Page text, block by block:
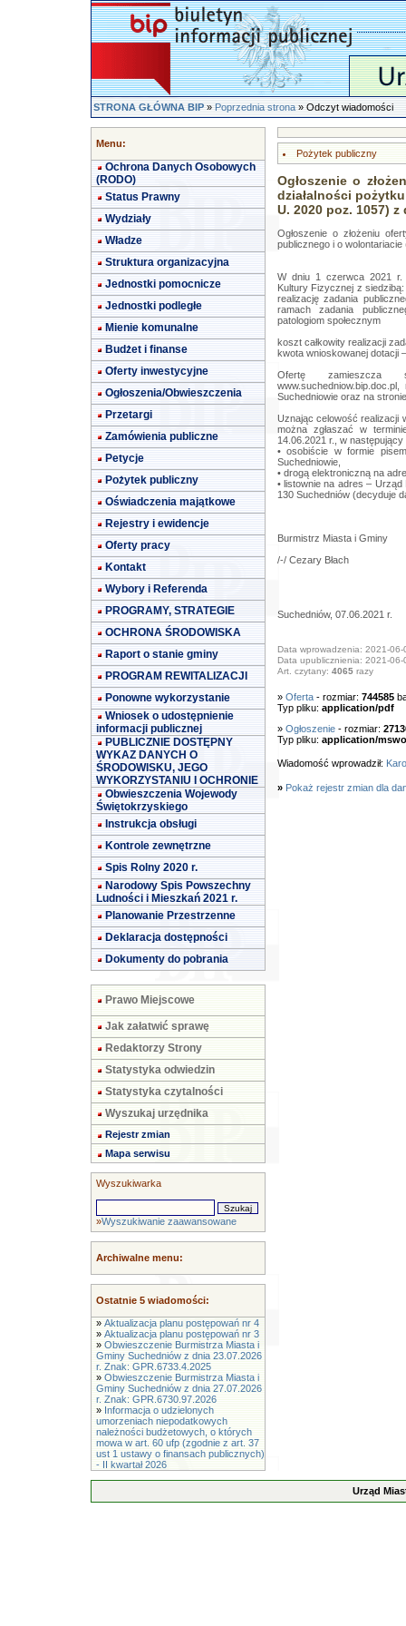
STRONA GŁÓWNA BIP»Poprzednia strona» Odczyt wiadomości
Menu:
Ochrona Danych Osobowych
(RODO)
Status Prawny
Wydziały
Władze
Struktura organizacyjna
Jednostki pomocnicze
Jednostki podległe
Mienie komunalne
Budżet i finanse
Oferty inwestycyjne
Ogłoszenia/Obwieszczenia
Przetargi
Zamówienia publiczne
Petycje
Pożytek publiczny
Oświadczenia majątkowe
Rejestry i ewidencje
Oferty pracy
Kontakt
Wybory i Referenda
PROGRAMY, STRATEGIE
OCHRONA ŚRODOWISKA
Raport o stanie gminy
PROGRAM REWITALIZACJI
Ponowne wykorzystanie
Wniosek o udostępnienie
informacji publicznej
PUBLICZNIE DOSTĘPNY
WYKAZ DANYCH O
ŚRODOWISKU, JEGO
WYKORZYSTANIU I OCHRONIE
Obwieszczenia Wojewody
Świętokrzyskiego
Instrukcja obsługi
Kontrole zewnętrzne
Spis Rolny 2020 r.
Narodowy Spis Powszechny
Ludności i Mieszkań 2021 r.
Planowanie Przestrzenne
Deklaracja dostępności
Dokumenty do pobrania
Prawo Miejscowe
Jak załatwić sprawę
Redaktorzy Strony
Statystyka odwiedzin
Statystyka czytalności
Wyszukaj urzędnika
Rejestr zmian
Mapa serwisu
Wyszukiwarka
»Wyszukiwanie zaawansowane
Archiwalne menu:
Ostatnie 5 wiadomości:
» Aktualizacja planu postępowań nr 4
» Aktualizacja planu postępowań nr 3
» Obwieszczenie Burmistrza Miasta i
Gminy Suchedniów z dnia 23.07.2026
r. Znak: GPR.6733.4.2025
» Obwieszczenie Burmistrza Miasta i
Gminy Suchedniów z dnia 27.07.2026
r. Znak: GPR.6730.97.2026
» Informacja o udzielonych
umorzeniach niepodatkowych
należności budżetowych, o których
mowa w art. 60 ufp (zgodnie z art. 37
ust 1 ustawy o finansach publicznych)
- II kwartał 2026
Pożytek publiczny
Ogłoszenie o
działalności
U. 2020 poz. 1057) z
Ogłoszenie o złożeniu
publicznego i o
W dniu 1 czerwca 2021 r.
Kultury Fizycznej z
realizację zadania
ramach zadania
patologiom społecznym
koszt całkowity realizacji
kwota wnioskowanej dotacji
Ofertę zamieszcza
Suchedniowie oraz na
Uznając celowość realizacji
można zgłaszać w
14.06.2021 r., w następujący
• osobiście w formie
Suchedniowie,
• drogą elektroniczną na
• listownie na adres –
130 Suchedniów (decyduje
Burmistrz Miasta i Gminy
/-/ Cezary Błach
Suchedniów, 07.06.2021 r.
Data wprowadzenia: 2021-06-
Data upublicznienia: 2021-06-
Art. czytany: 4065razy
» Oferta- rozmiar: 744585
Typ pliku: application/pdf
» Ogłoszenie - rozmiar:
Typ pliku: application/
Wiadomość wprowadził:
» Pokaż rejestr zmian dla
Urząd